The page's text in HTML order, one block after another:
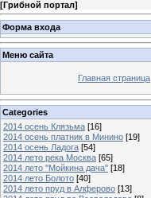
[Грибной портал]
Форма входа
Меню сайта
Главная страница
Categories
2014 осень Клязьма [16]
2014 осень платник в Минино [19]
2014 осень Ладога [54]
2014 лето река Москва [65]
2014 лето "Мойкина дача" [18]
2014 лето Болото [40]
2014 лето пруд в Алферово [13]